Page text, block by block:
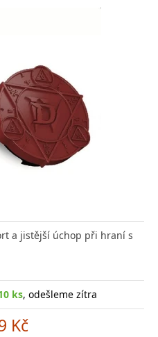
a jistější úchop při hraní s
ks, odešleme zítra
Kč